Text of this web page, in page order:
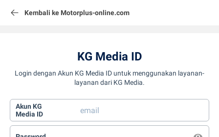
Kembali ke Motorplus-online.com
KG Media ID
Login dengan Akun KG Media ID untuk menggunakan layanan-
layanan dari KG Media.
Akun KG
Media ID